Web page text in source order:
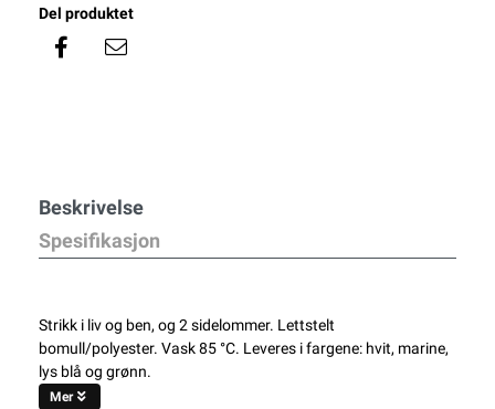
Del produktet
Beskrivelse
Spesifikasjon
Strikk i liv og ben, og 2 sidelommer. Lettstelt
bomull/polyester. Vask 85 °C. Leveres i fargene: hvit, marine,
lys blå og grønn.
Mer